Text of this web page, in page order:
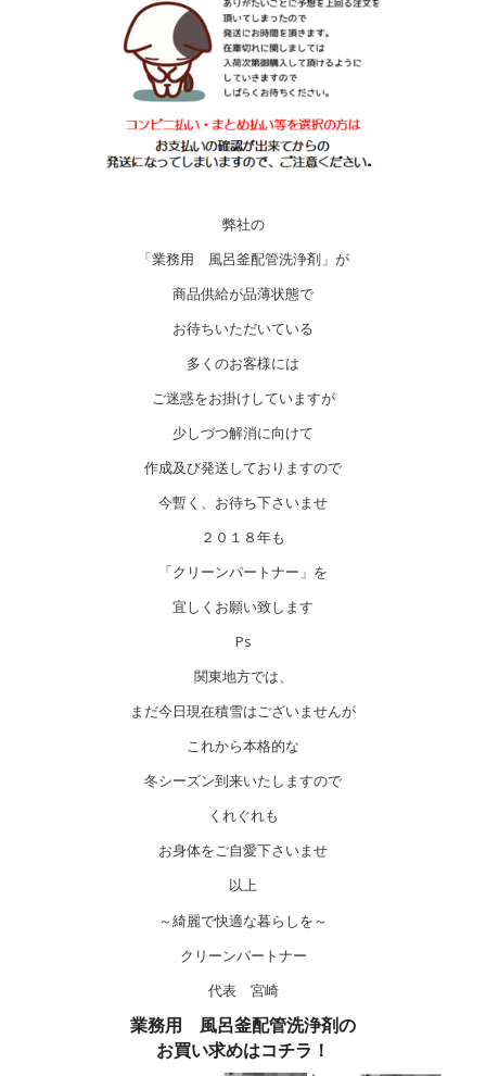
弊社の
「業務用 風呂釜配管洗浄剤」が
商品供給が品薄状態で
お待ちいただいている
多くのお客様には
ご迷惑をお掛けしていますが
少しづつ解消に向けて
作成及び発送しておりますので
今暫く、お待ち下さいませ
２０１８年も
「クリーンパートナー」を
宜しくお願い致します
Ps
関東地方では、
まだ今日現在積雪はございませんが
これから本格的な
冬シーズン到来いたしますので
くれぐれも
お身体をご自愛下さいませ
以上
～綺麗で快適な暮らしを～
クリーンパートナー
代表 宮崎
業務用 風呂釜配管洗浄剤の
お買い求めはコチラ！